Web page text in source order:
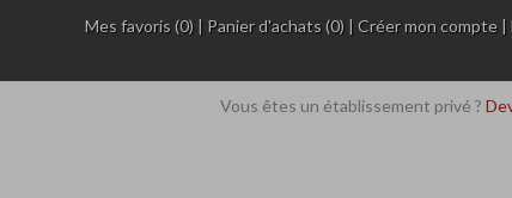
Mes favoris (0) | Panier d'achats (0) |Créer mon compte |
Vous êtes un établissement privé ?